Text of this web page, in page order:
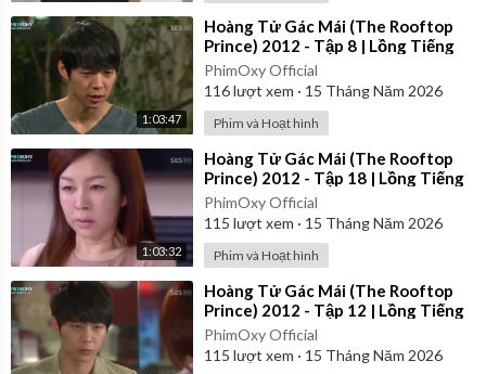
1:03:47
⁣Hoàng Tử Gác Mái (The Rooftop
Prince) 2012 - Tập 8 | Lồng Tiếng
PhimOxy Official
116lượt xem · 15 Tháng Năm 2026
Phim và Hoạt hình
1:03:32
⁣Hoàng Tử Gác Mái (The Rooftop
Prince) 2012 - Tập 18 | Lồng Tiếng
PhimOxy Official
115 lượt xem · 15 Tháng Năm 2026
Phim và Hoạt hình
⁣Hoàng Tử Gác Mái (The Rooftop
Prince) 2012 - Tập 12 | Lồng Tiếng
PhimOxy Official
115 lượt xem · 15 Tháng Năm 2026